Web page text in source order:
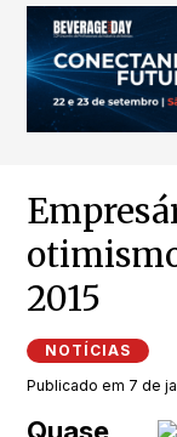
2015
NOTÍCIAS
Publicado em 7 de